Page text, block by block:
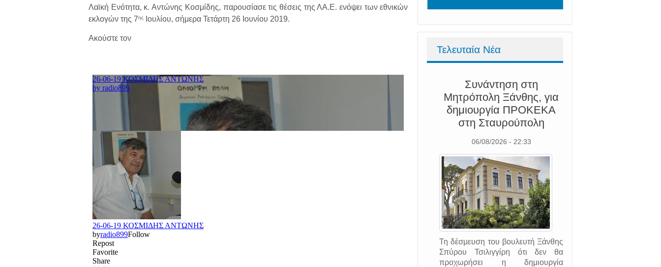
Λαϊκή Ενότητα, κ. Αντώνης Κοσμίδης, παρουσίασε τις θέσεις της ΛΑ.Ε. ενόψει των εθνικών
εκλογών της 7ης Ιουλίου, σήμερα Τετάρτη 26 Ιουνίου 2019.
Ακούστε τον
Τελευταία Νέα
Συνάντηση στη
Μητρόπολη Ξάνθης, για
δημιουργία ΠΡΟΚΕΚΑ
στη Σταυρούπολη
06/08/2026 - 22:33
Τη δέσμευση του βουλευτή Ξάνθης
Σπύρου Τσιλιγγίρη ότι δεν θα
προχωρήσει η δημιουργία